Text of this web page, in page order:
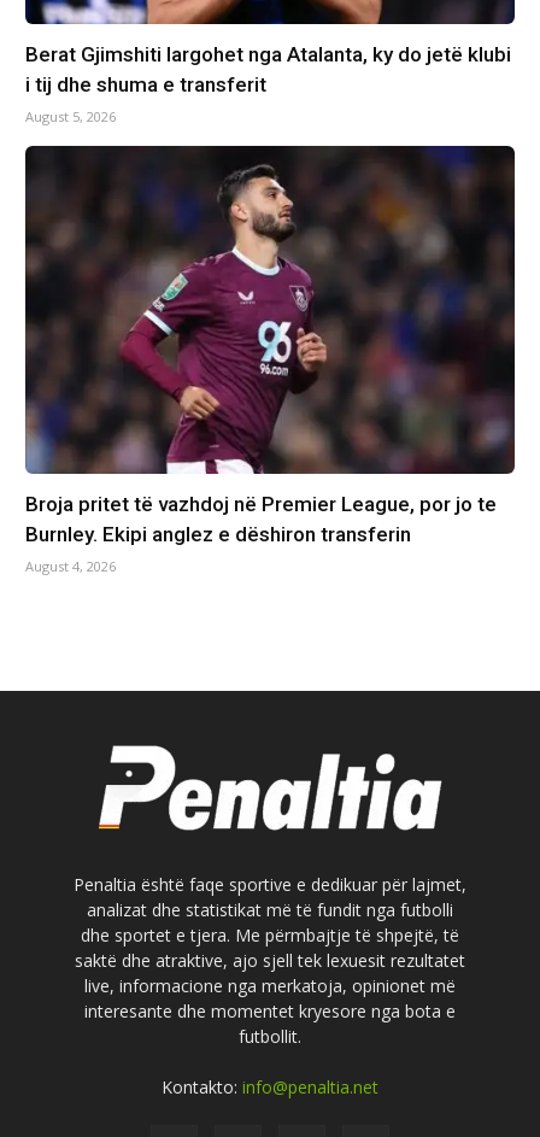
Berat Gjimshiti largohet nga Atalanta, ky do jetë klubi
i tij dhe shuma e transferit
August 5, 2026
Broja pritet të vazhdoj në Premier League, por jo te
Burnley. Ekipi anglez e dëshiron transferin
August 4, 2026
Penaltia është faqe sportive e dedikuar për lajmet,
analizat dhe statistikat më të fundit nga futbolli
dhe sportet e tjera. Me përmbajtje të shpejtë, të
saktë dhe atraktive, ajo sjell tek lexuesit rezultatet
live, informacione nga merkatoja, opinionet më
interesante dhe momentet kryesore nga bota e
futbollit.
Kontakto: info@penaltia.net